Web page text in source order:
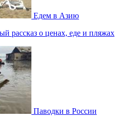
Едем в Азию
рассказ о ценах, еде и пляжах
Паводки в России